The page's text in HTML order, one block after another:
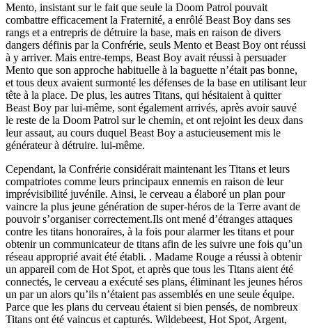
Mento, insistant sur le fait que seule la Doom Patrol pouvait
combattre efficacement la Fraternité, a enrôlé Beast Boy dans ses
rangs et a entrepris de détruire la base, mais en raison de divers
dangers définis par la Confrérie, seuls Mento et Beast Boy ont réussi
à y arriver. Mais entre-temps, Beast Boy avait réussi à persuader
Mento que son approche habituelle à la baguette n’était pas bonne,
et tous deux avaient surmonté les défenses de la base en utilisant leur
tête à la place. De plus, les autres Titans, qui hésitaient à quitter
Beast Boy par lui-même, sont également arrivés, après avoir sauvé
le reste de la Doom Patrol sur le chemin, et ont rejoint les deux dans
leur assaut, au cours duquel Beast Boy a astucieusement mis le
générateur à détruire. lui-même.
Cependant, la Confrérie considérait maintenant les Titans et leurs
compatriotes comme leurs principaux ennemis en raison de leur
imprévisibilité juvénile. Ainsi, le cerveau a élaboré un plan pour
vaincre la plus jeune génération de super-héros de la Terre avant de
pouvoir s’organiser correctement.Ils ont mené d’étranges attaques
contre les titans honoraires, à la fois pour alarmer les titans et pour
obtenir un communicateur de titans afin de les suivre une fois qu’un
réseau approprié avait été établi. . Madame Rouge a réussi à obtenir
un appareil com de Hot Spot, et après que tous les Titans aient été
connectés, le cerveau a exécuté ses plans, éliminant les jeunes héros
un par un alors qu’ils n’étaient pas assemblés en une seule équipe.
Parce que les plans du cerveau étaient si bien pensés, de nombreux
Titans ont été vaincus et capturés. Wildebeest, Hot Spot, Argent,